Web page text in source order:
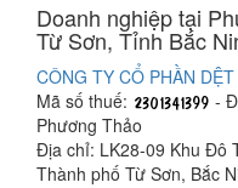
Doanh nghiệp tại
Từ Sơn, Tỉnh Bắc
CÔNG TY CỔ PHẦN
Mã số thuế:
-
Phương Thảo
Địa chỉ: LK28-09 Khu Đô
Thành phố Từ Sơn, Bắc